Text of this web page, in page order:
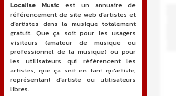
Localise Music est un annuaire de
référencement de site web d'artistes et
d'artistes dans la musique totalement
gratuit. Que ça soit pour les usagers
visiteurs (amateur de musique ou
professionnel de la musique) ou pour
les utilisateurs qui référencent les
artistes, que ça soit en tant qu'artiste,
représentant d'artiste ou utilisateurs
libres.